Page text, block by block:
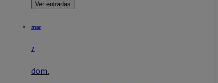
Ver entradas
mar
7
dom.